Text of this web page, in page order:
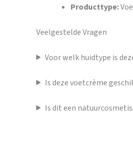
Producttype:
Veelgestelde Vragen
Voor welk huidtype is
Is deze voetcrème
Is dit een